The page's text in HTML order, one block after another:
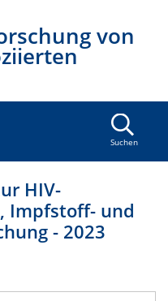
von
Suchen
HIV-
Impfstoff- und
- 2023